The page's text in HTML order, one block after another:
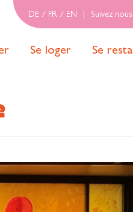
DE / FR / EN Suivez
Se loger Se